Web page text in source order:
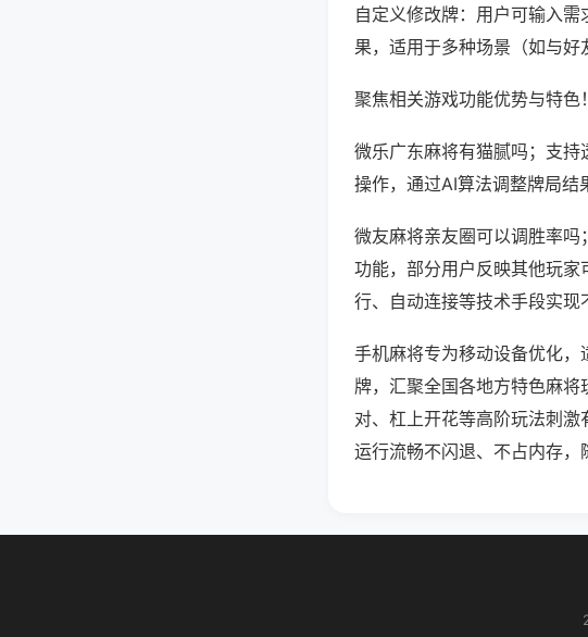
自定义修改牌：用户可输入
果，适用于多种场景（如与好
聚焦相关游戏功能优势与特色！
微乐广东麻将有猫腻吗；支
操作，通过AI算法调整牌局结
微友麻将亲友圈可以调胜率吗
功能，部分用户反映其他玩家
行、自动连接等技术手段实现
手机麻将专为移动设备优化
牌，汇聚全国各地方特色麻
对、杠上开花等高阶玩法刺激
运行流畅不闪退、不占内存，